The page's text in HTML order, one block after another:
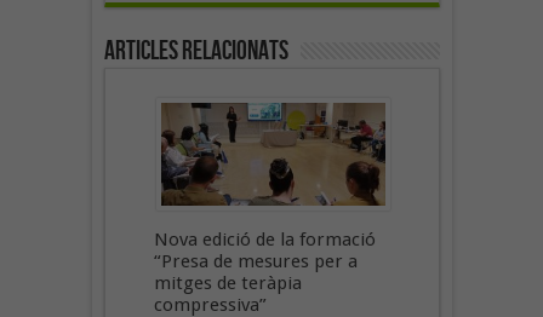
Articles Relacionats
Nova edició de la formació
“Presa de mesures per a
mitges de teràpia
compressiva”